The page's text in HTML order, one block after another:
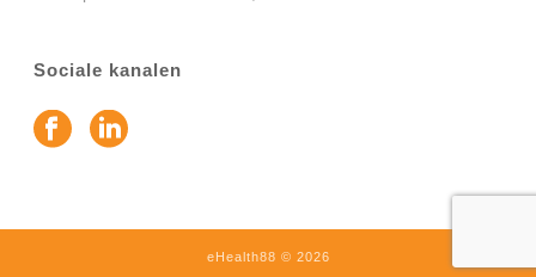
Sociale kanalen
eHealth88 © 2026